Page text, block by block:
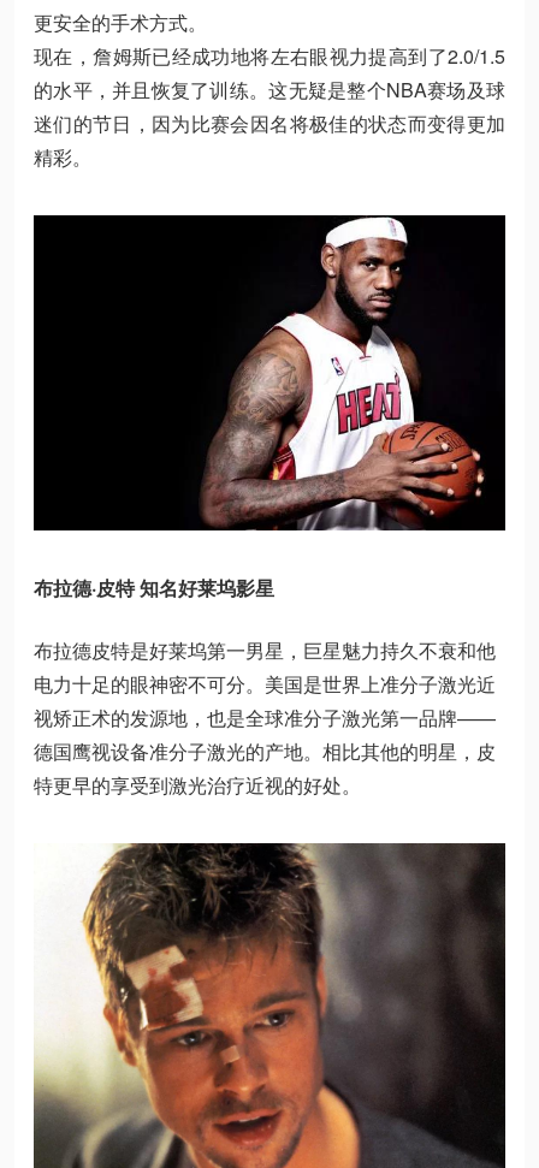
更安全的手术方式。
现在，詹姆斯已经成功地将左右眼视力提高到了2.0/1.5
的水平，并且恢复了训练。这无疑是整个NBA赛场及球
迷们的节日，因为比赛会因名将极佳的状态而变得更加
精彩。
布拉德·皮特 知名好莱坞影星
布拉德皮特是好莱坞第一男星，巨星魅力持久不衰和他
电力十足的眼神密不可分。美国是世界上准分子激光近
视矫正术的发源地，也是全球准分子激光第一品牌——
德国鹰视设备准分子激光的产地。相比其他的明星，皮
特更早的享受到激光治疗近视的好处。